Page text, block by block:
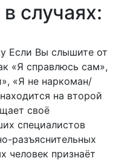
случаях:
Если Вы слышите от
«Я справлюсь сам»,
«Я не наркоман/
на второй
своё
специалистов
разъяснительных
человек признаёт